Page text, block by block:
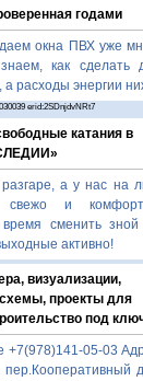
годами
окна ПВХ уже
как сделать
а расходы энергии
erid:2SDnjdvNRt7
катания в
а у нас на
свежо и
сменить
активно!
визуализации,
проекты для
под
+7(978)141-05-03
пер.Кооперативный